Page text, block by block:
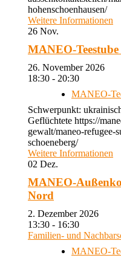
hohenschoenhausen/
Weitere Informationen
26 Nov.
MANEO-Teestube
26. November 2026
18:30 - 20:30
MANEO-
Schwerpunkt:
Geflüchtete https://
gewalt/maneo-refugee-
schoeneberg/
Weitere Informationen
02 Dez.
MANEO-
Nord
2. Dezember 2026
13:30 - 16:30
Familien- und
MANEO-